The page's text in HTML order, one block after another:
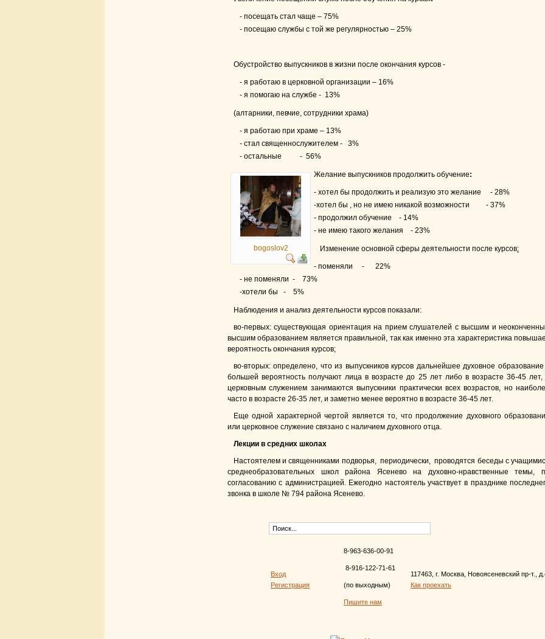
- посещать стал чаще – 75%
- посещаю службы с той же регулярностью – 25%
Обустройство выпускников в жизни после окончания курсов -
- я работаю в церковной организации – 16%
- я помогаю на службе - 13%
(алтарники, певчие, сотрудники храма)
- я работаю при храме – 13%
- стал священнослужителем - 3%
- остальные - 56%
bogoslov2
Желание выпускников продолжить обучение:
- хотел бы продолжить и реализую это желание - 28%
-хотел бы , но не имею никакой возможности - 37%
- продолжил обучение - 14%
- не имею такого желания - 23%
Изменение основной сферы деятельности после курсов:
- поменяли - 22%
- не поменяли - 73%
-хотели бы - 5%
Наблюдения и анализ деятельности курсов показали:
во-первых: существующая ориентация на прием слушателей с высшим и
высшим образованием является правильной, так как именно эта характеристика
вероятность окончания курсов;
во-вторых: определено, что из выпускников курсов дальнейшее духовное образование
большей вероятность получают лица в возрасте до 25 лет либо в возрасте 36-45 лет,
церковным служением занимаются выпускники практически всех возрастов, но
часто в возрасте 26-35 лет, и заметно менее вероятно в возрасте 36-45 лет.
Еще одной характерной чертой является то, что продолжение духовного
или церковное служение связано с наличием духовного отца.
Лекции в средних школах
Настоятелем и священниками подворья, периодически, проводятся беседы с
среднеобразовательных школ района Ясенево на духовно-нравственные темы,
согласованию с администрацией. Ежегодно настоятель участвует в празднике
звонка в школе № 794 района Ясенево.
Вход
Регистрация
8-963-636-00-91
8-916-122-71-61
(по выходным)
Пишите нам
117463, г. Москва, Новоясеневский пр-т.,
Как проехать